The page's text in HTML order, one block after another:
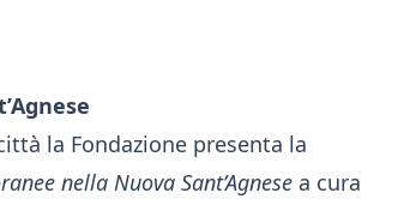
la Fondazione presenta la
nella Nuova Sant’Agnese a cura